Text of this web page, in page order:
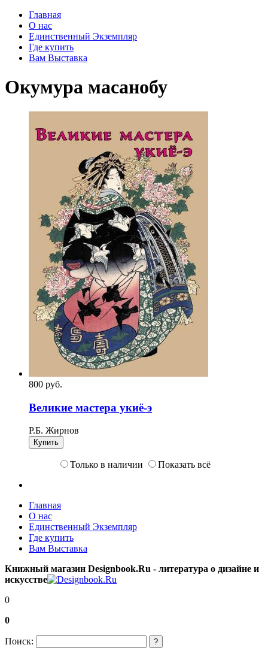
Главная
О нас
Единственный Экземпляр
Где купить
Вам Выставка
Окумура масанобу
800 pуб.
Великие мастера укиё-э
Р.Б. Жирнов
Купить
Только в наличии Показать всё
Главная
О нас
Единственный Экземпляр
Где купить
Вам Выставка
Книжный магазин Designbook.Ru - литература о дизайне и
искусстве
0
0
Поиск: ?